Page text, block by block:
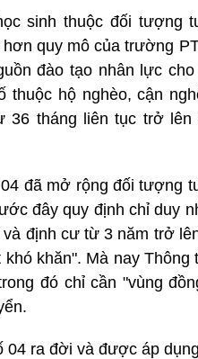
sinh thuộc đối tượng
quy mô của trường
đào tạo nhân lực
thuộc hộ nghèo, cận
36 tháng liên tục trở
đã mở rộng đối tượng
đây quy định chỉ duy
định cư từ 3 năm trở
khó khăn". Mà nay
đó chỉ cần "vùng
04 ra đời và được áp